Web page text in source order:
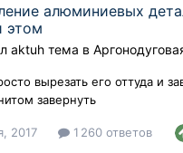
алюминиевых
этом
aktuh тема в
вырезать его оттуда и
завернуть
2017 1 260 ответов